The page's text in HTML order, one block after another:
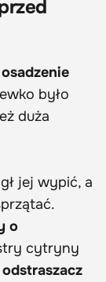
osadzenie
było
duża
jej wypić, a
o
cytryny
odstraszacz